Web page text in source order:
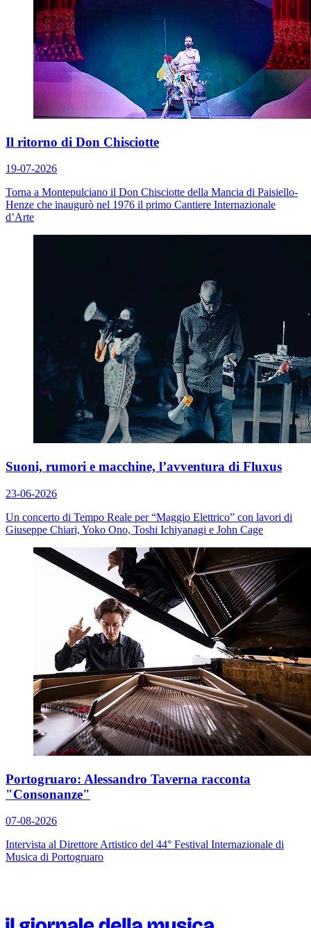
Il ritorno di Don Chisciotte
19-07-2026
Torna a Montepulciano il Don Chisciotte della Mancia di Paisiello-
Henze che inaugurò nel 1976 il primo Cantiere Internazionale
d’Arte
Suoni, rumori e macchine, l’avventura di Fluxus
23-06-2026
Un concerto di Tempo Reale per “Maggio Elettrico” con lavori di
Giuseppe Chiari, Yoko Ono, Toshi Ichiyanagi e John Cage
Portogruaro: Alessandro Taverna racconta
"Consonanze"
07-08-2026
Intervista al Direttore Artistico del 44° Festival Internazionale di
Musica di Portogruaro